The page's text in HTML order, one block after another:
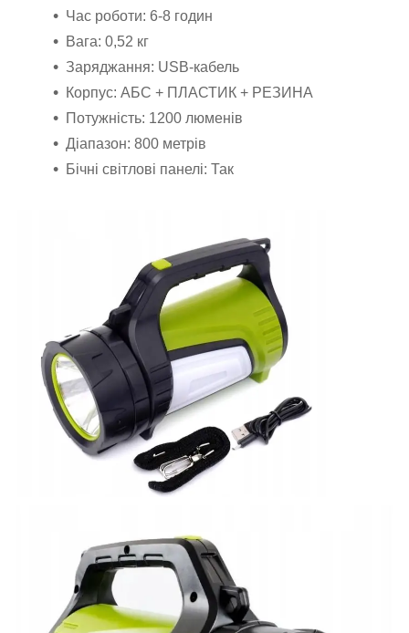
Час роботи: 6-8 годин
Вага: 0,52 кг
Заряджання: USB-кабель
Корпус: АБС + ПЛАСТИК + РЕЗИНА
Потужність: 1200 люменів
Діапазон: 800 метрів
Бічні світлові панелі: Так